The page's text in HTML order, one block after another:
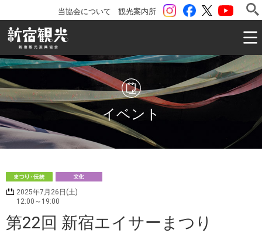
ツイッター
Facebook
instagram
観光案内所
当協会について
一般社団法人 新宿観光振興協会 Shinjuku
イベント
つり・伝統
化
2025年7月26日(土)
12:00～19:00
第22回 新宿エイサーまつり